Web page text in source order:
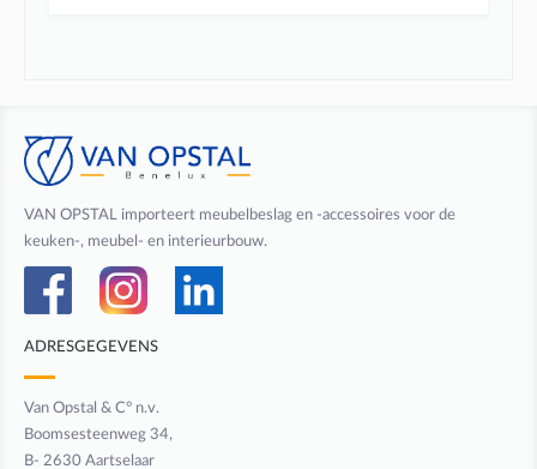
VAN OPSTAL importeert meubelbeslag en -accessoires voor de
keuken-, meubel- en interieurbouw.
ADRESGEGEVENS
Van Opstal & C° n.v.
Boomsesteenweg 34,
B- 2630 Aartselaar